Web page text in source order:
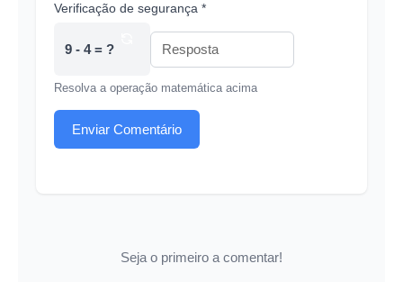
Verificação de segurança *
9 - 4 = ?
Resolva a operação matemática acima
Enviar Comentário
Seja o primeiro a comentar!